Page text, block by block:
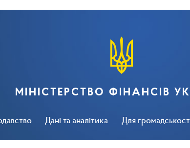
Дані та аналітика Для
МІНІСТЕРСТВО ФІНАНСІВ